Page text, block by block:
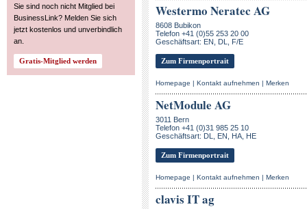
Sie sind noch nicht Mitglied bei
BusinessLink? Melden Sie sich
jetzt kostenlos und unverbindlich
an.
Westermo Neratec AG
8608 Bubikon
Telefon +41 (0)55 253 20 00
Geschäftsart: EN, DL, F/E
Zum Firmenportrait
Homepage | Kontakt aufnehmen | Merken
NetModule AG
3011 Bern
Telefon +41 (0)31 985 25 10
Geschäftsart: DL, EN, HA, HE
Zum Firmenportrait
Homepage | Kontakt aufnehmen | Merken
clavis IT ag